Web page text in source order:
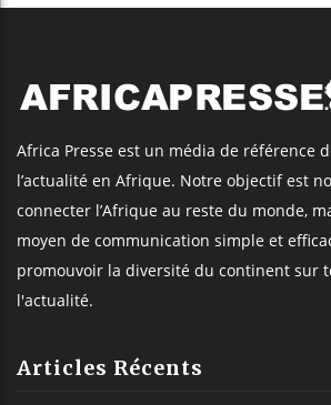
Africa Presse est un média de référence
l’actualité en Afrique. Notre objectif est
connecter l’Afrique au reste du monde,
moyen de communication simple et
promouvoir la diversité du continent sur
l'actualité.
Articles Récents